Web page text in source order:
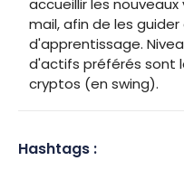
mail, afin de les
d'apprentissage.
d'actifs préférés sont
cryptos (en swing).
Hashtags :